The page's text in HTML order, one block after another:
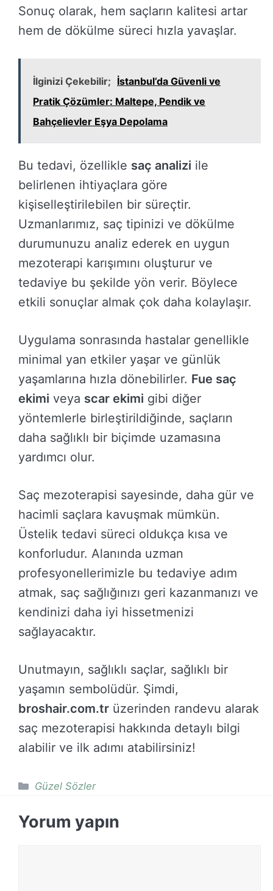
Sonuç olarak, hem saçların kalitesi artar
hem de dökülme süreci hızla yavaşlar.
İlginizi Çekebilir; İstanbul’da Güvenli ve
Pratik Çözümler: Maltepe, Pendik ve
Bahçelievler Eşya Depolama
Bu tedavi, özellikle saç analizi ile
belirlenen ihtiyaçlara göre
kişiselleştirilebilen bir süreçtir.
Uzmanlarımız, saç tipinizi ve dökülme
durumunuzu analiz ederek en uygun
mezoterapi karışımını oluşturur ve
tedaviye bu şekilde yön verir. Böylece
etkili sonuçlar almak çok daha kolaylaşır.
Uygulama sonrasında hastalar genellikle
minimal yan etkiler yaşar ve günlük
yaşamlarına hızla dönebilirler. Fue saç
ekimi veya scar ekimi gibi diğer
yöntemlerle birleştirildiğinde, saçların
daha sağlıklı bir biçimde uzamasına
yardımcı olur.
Saç mezoterapisi sayesinde, daha gür ve
hacimli saçlara kavuşmak mümkün.
Üstelik tedavi süreci oldukça kısa ve
konforludur. Alanında uzman
profesyonellerimizle bu tedaviye adım
atmak, saç sağlığınızı geri kazanmanızı ve
kendinizi daha iyi hissetmenizi
sağlayacaktır.
Unutmayın, sağlıklı saçlar, sağlıklı bir
yaşamın sembolüdür. Şimdi,
broshair.com.tr üzerinden randevu alarak
saç mezoterapisi hakkında detaylı bilgi
alabilir ve ilk adımı atabilirsiniz!
Kategoriler
Güzel Sözler
Yorum yapın